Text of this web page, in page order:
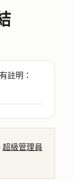
註明：
超級管理員